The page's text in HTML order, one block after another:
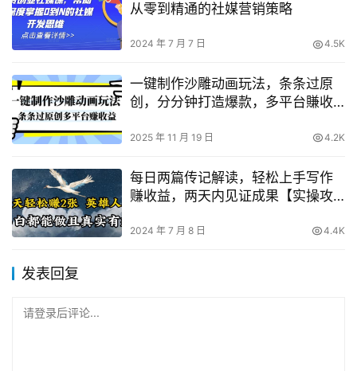
从零到精通的社媒营销策略
2024 年 7 月 7 日 4.5K
一键制作沙雕动画玩法，条条过原
创，分分钟打造爆款，多平台賺收
2025 年 11 月 19 日 4.2K
每日两篇传记解读，轻松上手写作
赚收益，两天内见证成果【实操攻
2024 年 7 月 8 日 4.4K
发表回复
请登录后评论...